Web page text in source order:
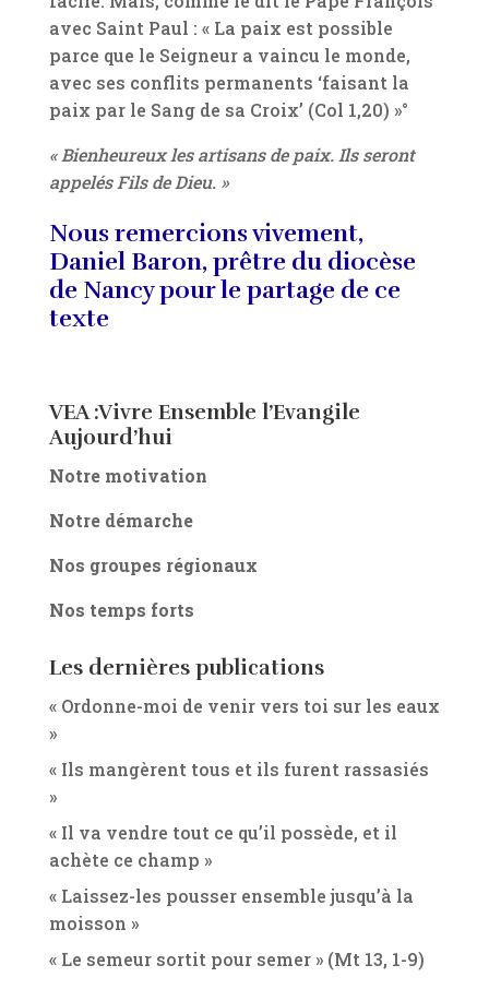
avec Saint Paul : « La paix est possible
parce que le Seigneur a vaincu le monde,
avec ses conflits permanents ‘faisant la
paix par le Sang de sa Croix’ (Col 1,20) »°
« Bienheureux les artisans de paix. Ils seront
appelés Fils de Dieu. »
Nous remercions vivement,
Daniel Baron, prêtre du diocèse
de Nancy pour le partage de ce
texte
VEA :Vivre Ensemble l’Evangile
Aujourd’hui
Notre motivation
Notre démarche
Nos groupes régionaux
Nos temps forts
Les dernières publications
« Ordonne-moi de venir vers toi sur les eaux
»
« Ils mangèrent tous et ils furent rassasiés
»
« Il va vendre tout ce qu’il possède, et il
achète ce champ »
« Laissez-les pousser ensemble jusqu’à la
moisson »
« Le semeur sortit pour semer » (Mt 13, 1-9)